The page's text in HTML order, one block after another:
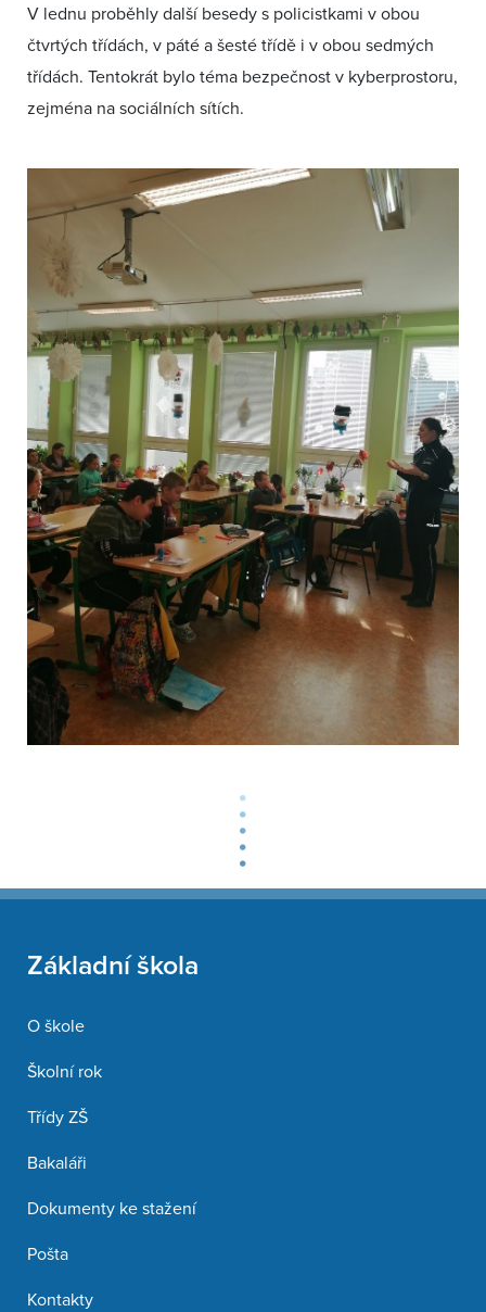
V lednu proběhly další besedy s policistkami v obou
čtvrtých třídách, v páté a šesté třídě i v obou sedmých
třídách. Tentokrát bylo téma bezpečnost v kyberprostoru,
zejména na sociálních sítích.
Základní škola
O škole
Školní rok
Třídy ZŠ
Bakaláři
Dokumenty ke stažení
Pošta
Kontakty